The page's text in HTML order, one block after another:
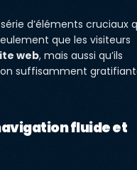
d’éléments cruciaux
que les visiteurs
web, mais aussi qu’ils
suffisamment
fluide et